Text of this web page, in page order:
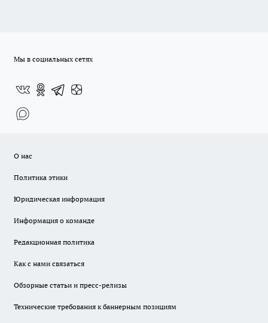
Мы в социальных сетях
О нас
Политика этики
Юридическая информация
Информация о команде
Редакционная политика
Как с нами связаться
Обзорные статьи и пресс-релизы
Технические требования к баннерным позициям